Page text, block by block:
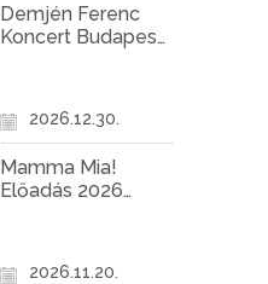
Demjén Ferenc
Koncert Budapest
2026.12.30.
Mamma Mia!
Előadás 2026
2026.11.20.